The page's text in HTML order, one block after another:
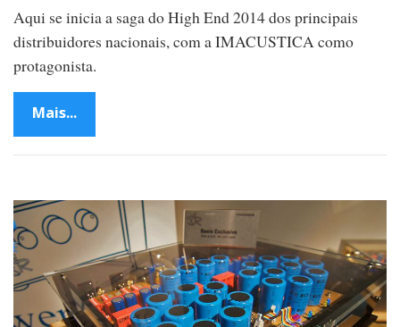
Aqui se inicia a saga do High End 2014 dos principais
distribuidores nacionais, com a IMACUSTICA como
protagonista.
Mais...